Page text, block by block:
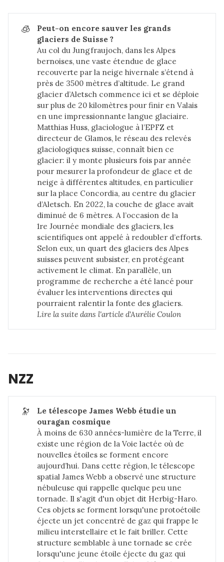
🧊
Peut-on encore sauver les grands
glaciers de Suisse ?
Au col du Jungfraujoch, dans les Alpes
bernoises, une vaste étendue de glace
recouverte par la neige hivernale s’étend à
près de 3500 mètres d’altitude. Le grand
glacier d’Aletsch commence ici et se déploie
sur plus de 20 kilomètres pour finir en Valais
en une impressionnante langue glaciaire.
Matthias Huss, glaciologue à l’EPFZ et
directeur de Glamos, le réseau des relevés
glaciologiques suisse, connaît bien ce
glacier: il y monte plusieurs fois par année
pour mesurer la profondeur de glace et de
neige à différentes altitudes, en particulier
sur la place Concordia, au centre du glacier
d’Aletsch. En 2022, la couche de glace avait
diminué de 6 mètres. A l’occasion de la
1re Journée mondiale des glaciers, les
scientifiques ont appelé à redoubler d’efforts.
Selon eux, un quart des glaciers des Alpes
suisses peuvent subsister, en protégeant
activement le climat. En parallèle, un
programme de recherche a été lancé pour
évaluer les interventions directes qui
pourraient ralentir la fonte des glaciers.
Lire la suite dans l'article d'Aurélie Coulon
NZZ
🔭
Le télescope James Webb étudie un
ouragan cosmique
À moins de 630 années-lumière de la Terre, il
existe une région de la Voie lactée où de
nouvelles étoiles se forment encore
aujourd’hui. Dans cette région, le télescope
spatial James Webb a observé une structure
nébuleuse qui rappelle quelque peu une
tornade. Il s'agit d'un objet dit Herbig-Haro.
Ces objets se forment lorsqu'une protoétoile
éjecte un jet concentré de gaz qui frappe le
milieu interstellaire et le fait briller. Cette
structure semblable à une tornade se crée
lorsqu'une jeune étoile éjecte du gaz qui